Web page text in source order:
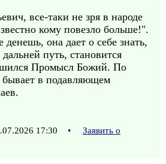
все-таки не зря в народе
кому повезло больше!".
денешь, она дает о себе знать,
путь, становится
Промысл Божий. По
бывает в подавляющем
17:30 •
Заявить о